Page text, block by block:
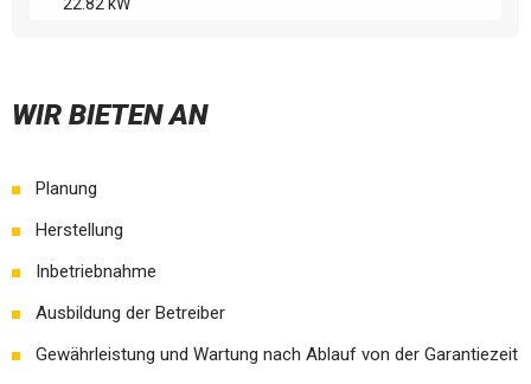
WIR BIETEN AN
Planung
Herstellung
Inbetriebnahme
Ausbildung der Betreiber
Gewährleistung und Wartung nach Ablauf von der Garantiezeit